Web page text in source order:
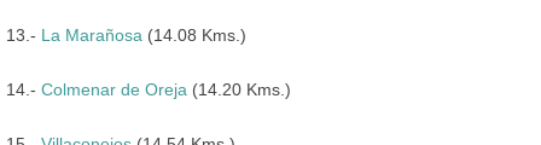
13.- La Marañosa (14.08 Kms.)
14.- Colmenar de Oreja (14.20 Kms.)